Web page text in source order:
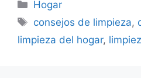
Categorías
Hogar
Etiquetas
consejos de limpieza,
limpieza del hogar,